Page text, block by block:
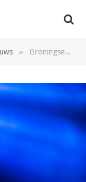
» Groningse folk in De Amer